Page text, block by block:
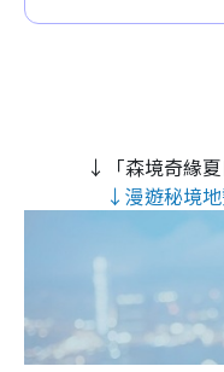
↓「森境奇緣
↓漫遊秘境